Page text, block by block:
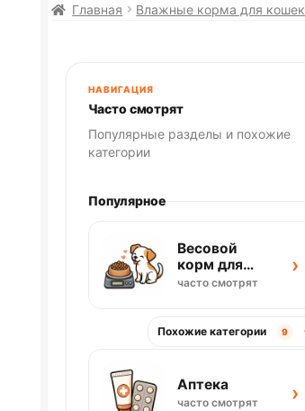
Главная Влажные корма для кошек
НАВИГАЦИЯ
Часто смотрят
Популярные разделы и похожие
категории
Популярное
Весовой
корм для
собак
часто смотрят
›
Похожие категории 9
Аптека
часто смотрят ›